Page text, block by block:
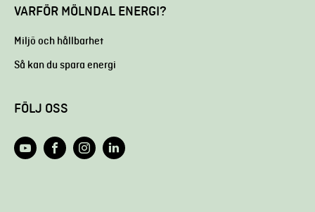
VARFÖR MÖLNDAL ENERGI?
Miljö och hållbarhet
Så kan du spara energi
FÖLJ OSS